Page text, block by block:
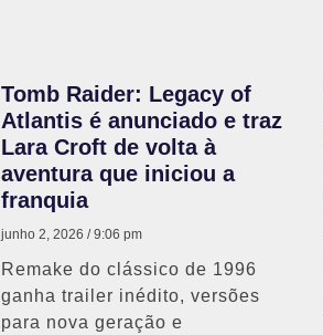
Tomb Raider: Legacy of
Atlantis é anunciado e traz
Lara Croft de volta à
aventura que iniciou a
franquia
junho 2, 2026 9:06 pm
Remake do clássico de 1996
ganha trailer inédito, versões
para nova geração e